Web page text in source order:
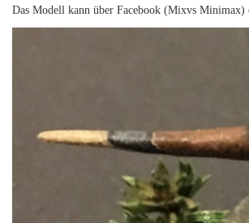
Das Modell kann über Facebook (Mixvs